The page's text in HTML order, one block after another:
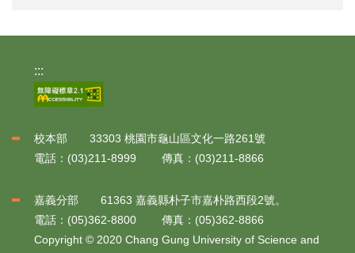
:::
校本部 33303 桃園市龜山區文化一路261號
電話：(03)211-8999 傳真：(03)211-8866
嘉義分部 61363 嘉義縣朴子市嘉朴路西段2號。
電話：(05)362-8800 傳真：(05)362-8866
Copyright © 2020 Chang Gung University of Science and